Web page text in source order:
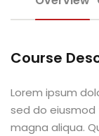
(EAD)
Produção
Course
Lorem ipsum
sed do
magna aliqua.